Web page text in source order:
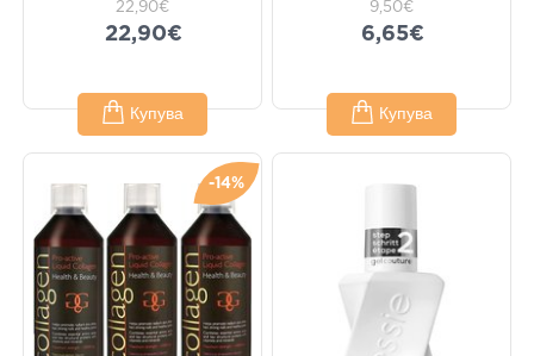
22,90€
22,90€
Купува
9,50€
6,65€
Купува
-14%